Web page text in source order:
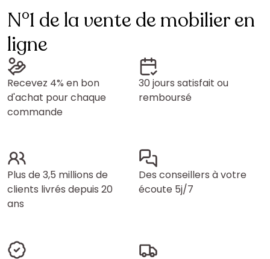
N°1 de la vente de mobilier en
ligne
Recevez 4% en bon
d'achat pour chaque
commande
30 jours satisfait ou
remboursé
Plus de 3,5 millions de
clients livrés depuis 20
ans
Des conseillers à votre
écoute 5j/7